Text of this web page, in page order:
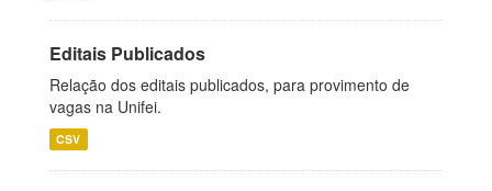
Editais Publicados
Relação dos editais publicados, para provimento de
vagas na Unifei.
CSV